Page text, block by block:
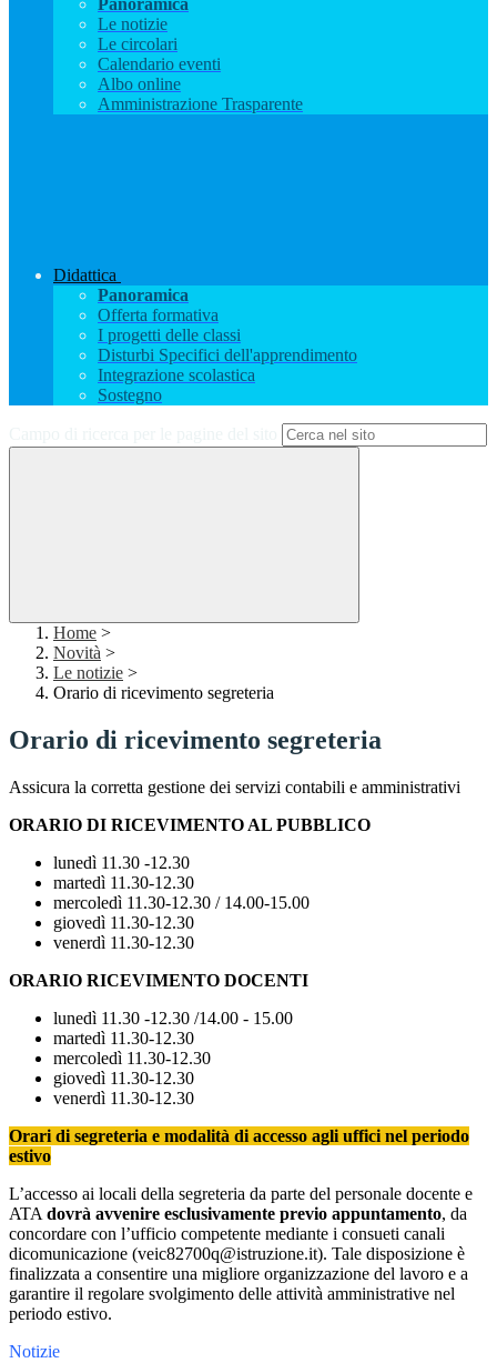
Panoramica
Le notizie
Le circolari
Calendario eventi
Albo online
Amministrazione Trasparente
Didattica
Panoramica
Offerta formativa
I progetti delle classi
Disturbi Specifici dell'apprendimento
Integrazione scolastica
Sostegno
Home >
Novità >
Le notizie >
Orario di ricevimento segreteria
Orario di ricevimento segreteria
Assicura la corretta gestione dei servizi contabili e amministrativi
ORARIO DI RICEVIMENTO AL PUBBLICO
lunedì 11.30 -12.30
martedì 11.30-12.30
mercoledì 11.30-12.30 / 14.00-15.00
giovedì 11.30-12.30
venerdì 11.30-12.30
ORARIO RICEVIMENTO DOCENTI
lunedì 11.30 -12.30 /14.00 - 15.00
martedì 11.30-12.30
mercoledì 11.30-12.30
giovedì 11.30-12.30
venerdì 11.30-12.30
Orari di segreteria e modalità di accesso agli uffici nel periodo
estivo
L’accesso ai locali della segreteria da parte del personale docente e
ATA dovrà avvenire esclusivamente previo appuntamento, da
concordare con l’ufficio competente mediante i consueti canali
dicomunicazione (veic82700q@istruzione.it). Tale disposizione è
finalizzata a consentire una migliore organizzazione del lavoro e a
garantire il regolare svolgimento delle attività amministrative nel
periodo estivo.
Notizie